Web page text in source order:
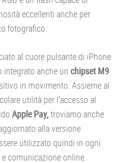
eccellenti anche per
fotografico.
al cuore pulsante di iPhone
integrato anche un chipset M9
in movimento. Assieme al
utilità per l’accesso al
Apple Pay,troviamo anche
alla versione
utilizzato quindi in ogni
comunicazione online.